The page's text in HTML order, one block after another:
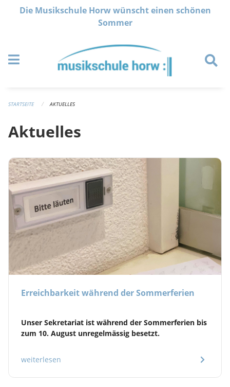
Navigation überspringen
Die Musikschule Horw wünscht einen schönen
Sommer
STARTSEITE AKTUELLES
Aktuelles
Erreichbarkeit während der Sommerferien
Unser Sekretariat ist während der Sommerferien bis
zum 10. August unregelmässig besetzt.
weiterlesen